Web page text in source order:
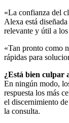
«La confianza del
Alexa está
relevante y útil a
«Tan pronto como
rápidas para
¿Está bien culpar
En ningún modo,
respuesta los más
el discernimiento
la consulta.